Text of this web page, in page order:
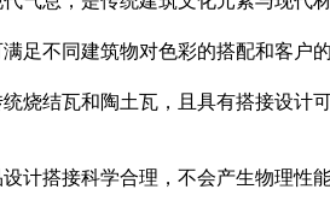
足不同建筑物对色彩的搭配和客户的
烧结瓦和陶土瓦，且具有搭接设计
计搭接科学合理，不会产生物理性